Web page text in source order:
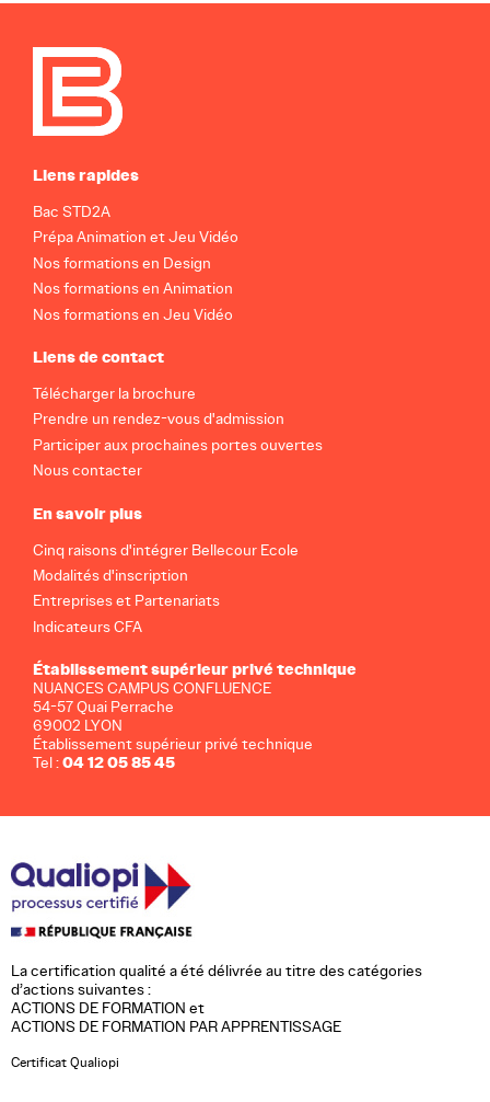
Liens rapides
Bac STD2A
Prépa Animation et Jeu Vidéo
Nos formations en Design
Nos formations en Animation
Nos formations en Jeu Vidéo
Liens de contact
Télécharger la brochure
Prendre un rendez-vous d'admission
Participer aux prochaines portes ouvertes
Nous contacter
En savoir plus
Cinq raisons d'intégrer Bellecour Ecole
Modalités d'inscription
Entreprises et Partenariats
Indicateurs CFA
Établissement supérieur privé technique
NUANCES CAMPUS CONFLUENCE
54-57 Quai Perrache
69002 LYON
Établissement supérieur privé technique
Tel :04 12 05 85 45
La certification qualité a été délivrée au titre des catégories
d’actions suivantes :
ACTIONS DE FORMATION et
ACTIONS DE FORMATION PAR APPRENTISSAGE
Certificat Qualiopi